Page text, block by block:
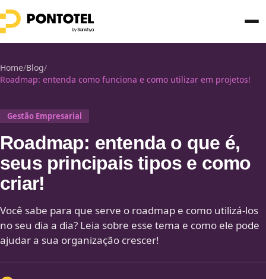
Home/Blog/
Roadmap: entenda como funciona e como utilizar em projetos!
Gestão Empresarial
Roadmap: entenda o que é,
seus principais tipos e como
criar!
Você sabe para que serve o roadmap e como utilizá-los
no seu dia a dia? Leia sobre esse tema e como ele pode
ajudar a sua organização crescer!